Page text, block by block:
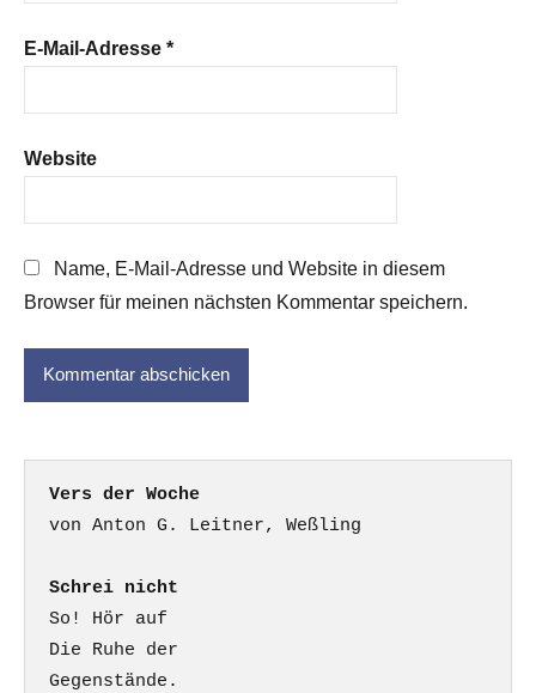
E-Mail-Adresse *
Website
Name, E-Mail-Adresse und Website in diesem
Browser für meinen nächsten Kommentar speichern.
Vers der Woche
Schrei nicht
So! Hör auf
Die Ruhe der
Gegenstände.